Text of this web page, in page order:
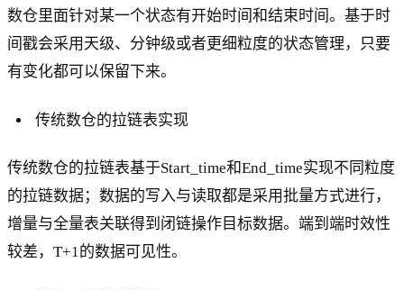
数仓里面针对某一个状态有开始时间和结束时间。基于时
间戳会采用天级、分钟级或者更细粒度的状态管理，只要
有变化都可以保留下来。
传统数仓的拉链表实现
传统数仓的拉链表基于Start_time和End_time实现不同粒度
的拉链数据；数据的写入与读取都是采用批量方式进行，
增量与全量表关联得到闭链操作目标数据。端到端时效性
较差，T+1的数据可见性。